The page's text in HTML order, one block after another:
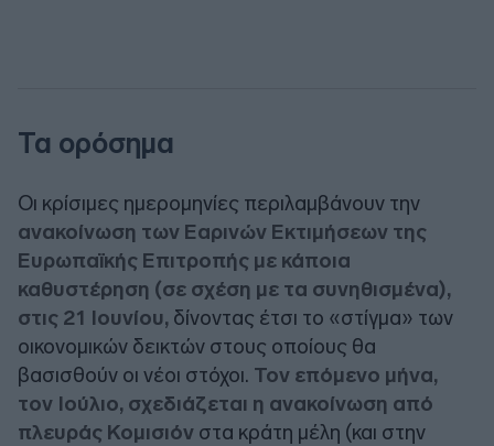
Τα ορόσημα
Οι κρίσιμες ημερομηνίες περιλαμβάνουν την
ανακοίνωση των Εαρινών Εκτιμήσεων της
Ευρωπαϊκής Επιτροπής με κάποια
καθυστέρηση (σε σχέση με τα συνηθισμένα),
στις 21 Ιουνίου, δίνοντας έτσι το «στίγμα» των
οικονομικών δεικτών στους οποίους θα
βασισθούν οι νέοι στόχοι. Τον επόμενο μήνα,
τον Ιούλιο, σχεδιάζεται η ανακοίνωση από
πλευράς Κομισιόν στα κράτη μέλη (και στην